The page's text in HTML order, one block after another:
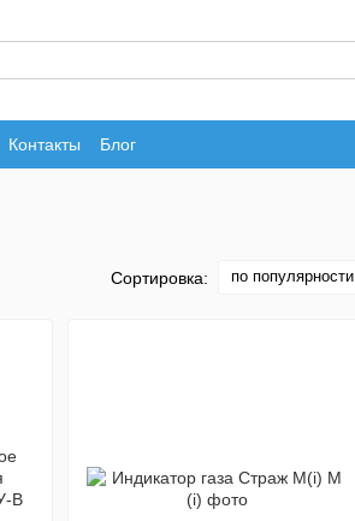
Контакты Блог
Сортировка: по популярности